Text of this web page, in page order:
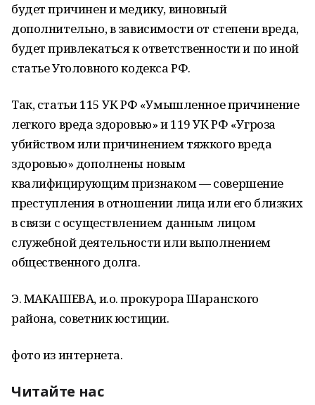
будет причинен и медику, виновный
дополнительно, в зависимости от степени вреда,
будет привлекаться к ответственности и по иной
статье Уголовного кодекса РФ.
Так, статьи 115 УК РФ «Умышленное причинение
легкого вреда здоровью» и 119 УК РФ «Угроза
убийством или причинением тяжкого вреда
здоровью» дополнены новым
квалифицирующим признаком — совершение
преступления в отношении лица или его близких
в связи с осуществлением данным лицом
служебной деятельности или выполнением
общественного долга.
Э. МАКАШЕВА, и.о. прокурора Шаранского
района, советник юстиции.
фото из интернета.
Читайте нас